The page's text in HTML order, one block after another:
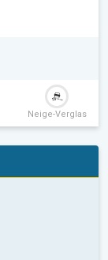
Neige-Verglas